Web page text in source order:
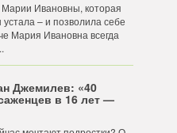
Ивановны, которая
– и позволила себе
Мария Ивановна всегда
Джемилев: «40
в 16 лет —